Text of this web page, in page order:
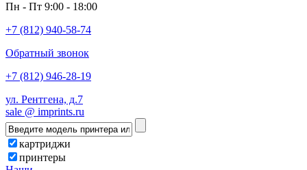
Пн - Пт 9:00 - 18:00
+7 (812) 940-58-74
Обратный звонок
+7 (812) 946-28-19
ул. Рентгена, д.7
sale @ imprints.ru
картриджи
принтеры